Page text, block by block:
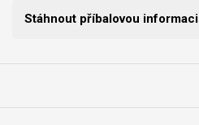
Stáhnout příbalovou informaci